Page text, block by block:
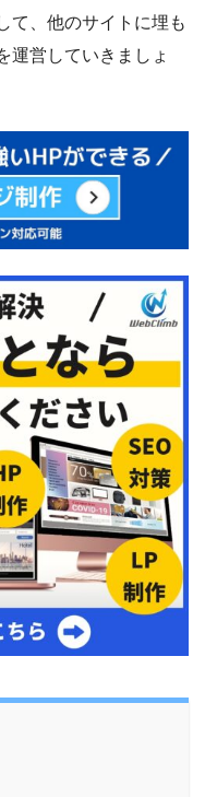
て、他のサイトに埋も
運営していきましょ